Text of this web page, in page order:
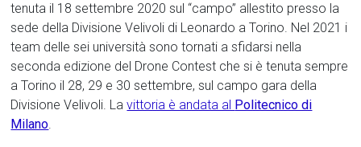
tenuta il 18 settembre 2020 sul “campo” allestito presso la
sede della Divisione Velivoli di Leonardo a Torino. Nel 2021 i
team delle sei università sono tornati a sfidarsi nella
seconda edizione del Drone Contest che si è tenuta sempre
a Torino il 28, 29 e 30 settembre, sul campo gara della
Divisione Velivoli. Lavittoria è andata al Politecnico di
Milano.